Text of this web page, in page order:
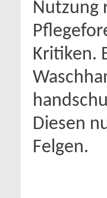
Nutzung
Kritiken.
Diesen
Felgen.